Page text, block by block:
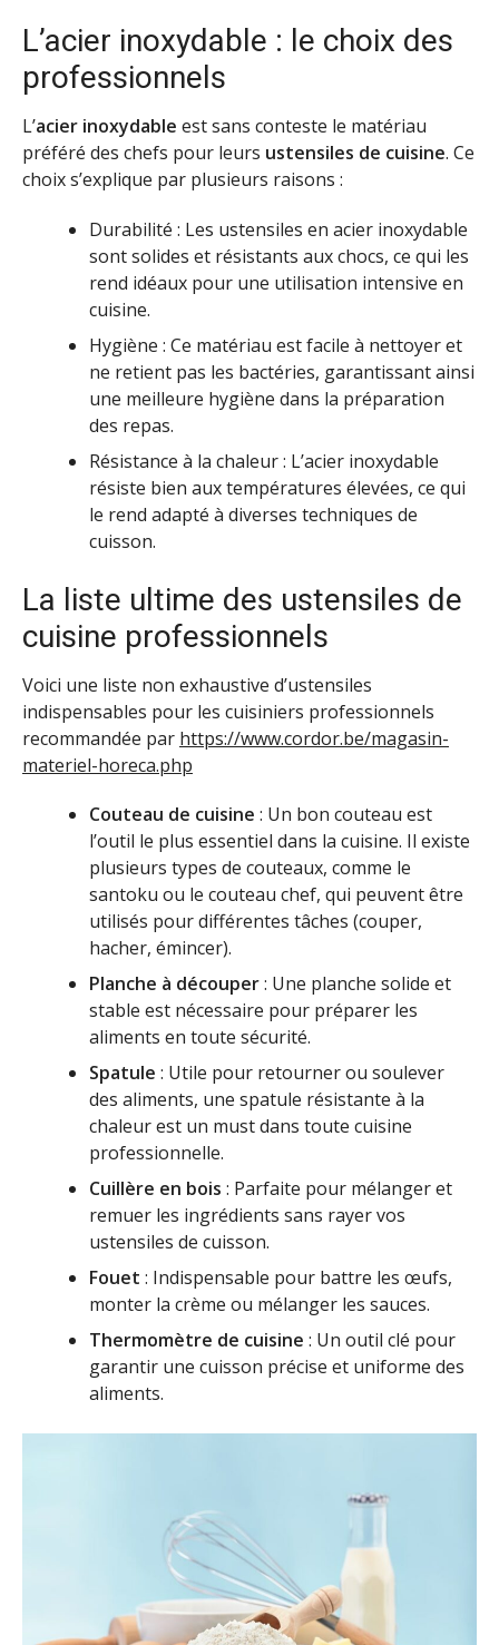
L’acier inoxydable : le choix des
professionnels
L’acier inoxydable est sans conteste le matériau
préféré des chefs pour leurs ustensiles de cuisine. Ce
choix s’explique par plusieurs raisons :
Durabilité : Les ustensiles en acier inoxydable
sont solides et résistants aux chocs, ce qui les
rend idéaux pour une utilisation intensive en
cuisine.
Hygiène : Ce matériau est facile à nettoyer et
ne retient pas les bactéries, garantissant ainsi
une meilleure hygiène dans la préparation
des repas.
Résistance à la chaleur : L’acier inoxydable
résiste bien aux températures élevées, ce qui
le rend adapté à diverses techniques de
cuisson.
La liste ultime des ustensiles de
cuisine professionnels
Voici une liste non exhaustive d’ustensiles
indispensables pour les cuisiniers professionnels
recommandée par https://www.cordor.be/magasin-
materiel-horeca.php
Couteau de cuisine : Un bon couteau est
l’outil le plus essentiel dans la cuisine. Il existe
plusieurs types de couteaux, comme le
santoku ou le couteau chef, qui peuvent être
utilisés pour différentes tâches (couper,
hacher, émincer).
Planche à découper: Une planche solide et
stable est nécessaire pour préparer les
aliments en toute sécurité.
Spatule : Utile pour retourner ou soulever
des aliments, une spatule résistante à la
chaleur est un must dans toute cuisine
professionnelle.
Cuillère en bois : Parfaite pour mélanger et
remuer les ingrédients sans rayer vos
ustensiles de cuisson.
Fouet : Indispensable pour battre les œufs,
monter la crème ou mélanger les sauces.
Thermomètre de cuisine : Un outil clé pour
garantir une cuisson précise et uniforme des
aliments.